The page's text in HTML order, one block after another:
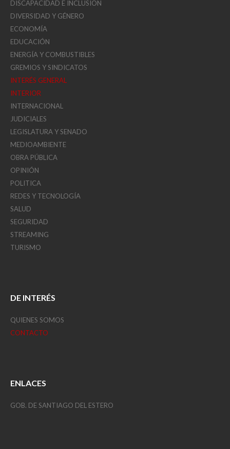
DISCAPACIDAD E INCLUSION
DIVERSIDAD Y GÉNERO
ECONOMÍA
EDUCACIÓN
ENERGÍA Y COMBUSTIBLES
GREMIOS Y SINDICATOS
INTERÉS GENERAL
INTERIOR
INTERNACIONAL
JUDICIALES
LEGISLATURA Y SENADO
MEDIOAMBIENTE
OBRA PÚBLICA
OPINIÓN
POLITICA
REDES Y TECNOLOGÍA
SALUD
SEGURIDAD
STREAMING
TURISMO
DE INTERÉS
QUIENES SOMOS
CONTACTO
ENLACES
GOB. DE SANTIAGO DEL ESTERO